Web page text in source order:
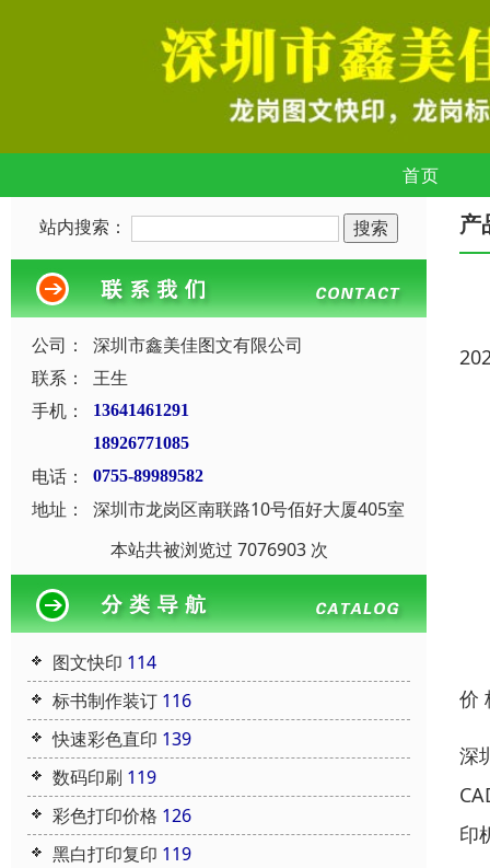
首页
站内搜索：
公司：
深圳市鑫美佳图文有限公司
联系：
王生
手机：
13641461291
18926771085
电话： 0755-89989582
地址：
深圳市龙岗区南联路10号佰好大厦405室
本站共被浏览过 7076903 次
图文快印 114
标书制作装订 116
快速彩色直印 139
数码印刷 119
彩色打印价格 126
黑白打印复印 119
产
价
深
印